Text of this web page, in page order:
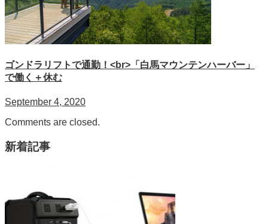
ゴンドラリフトで通勤！<br>「白馬マウンテンハーバー」
で働く＋休む
September 4, 2020
Comments are closed.
新着記事